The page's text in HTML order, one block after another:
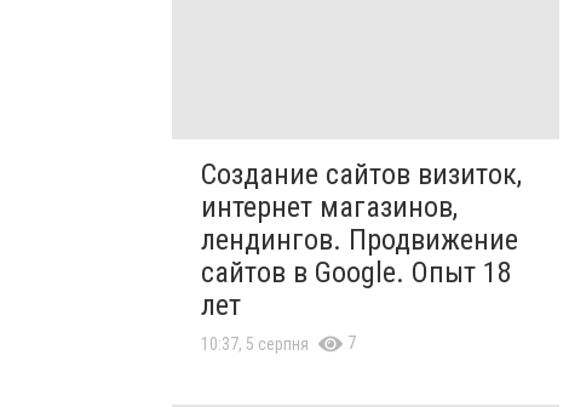
Создание сайтов визиток,
интернет магазинов,
лендингов. Продвижение
сайтов в Google. Опыт 18
лет
10:37, 5 серпня 7